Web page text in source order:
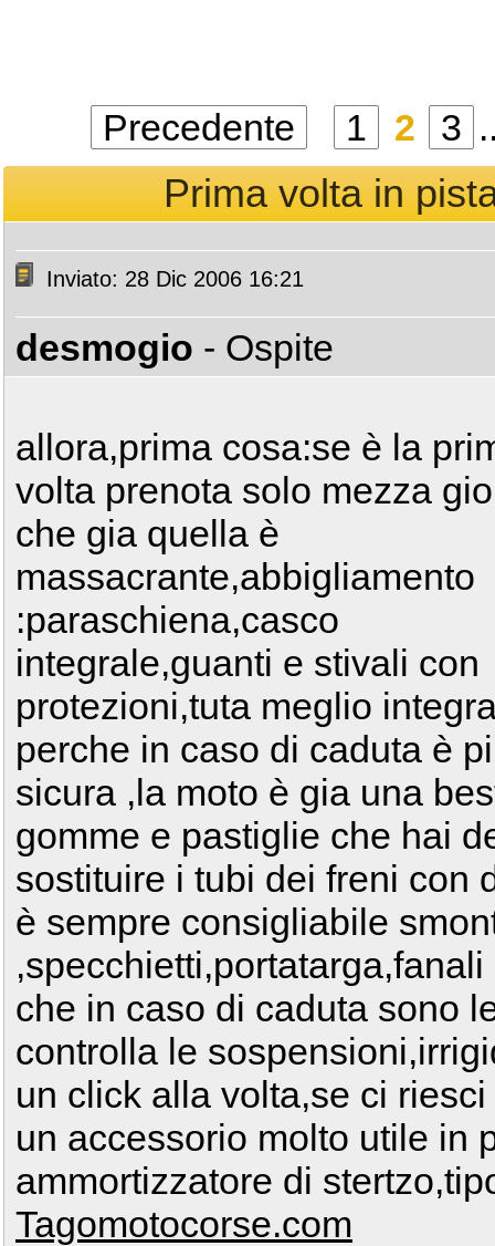
Precedente 1 2 3
Prima volta in
Inviato: 28 Dic 2006 16:21
desmogio - Ospite
allora,prima cosa:se è la
volta prenota solo mezza
che gia quella è
massacrante,abbigliamento
:paraschiena,casco
integrale,guanti e stivali con
protezioni,tuta meglio
perche in caso di caduta è
sicura ,la moto è gia una
gomme e pastiglie che hai
sostituire i tubi dei freni con
è sempre consigliabile
che in caso di caduta sono
controlla le
un click alla volta,se ci
un accessorio molto utile in
ammortizzatore di
Tagomotocorse.com